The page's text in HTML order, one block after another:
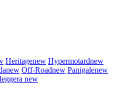
Heritagenew Hypermotardnew
new Off-Roadnew Panigalenew
new